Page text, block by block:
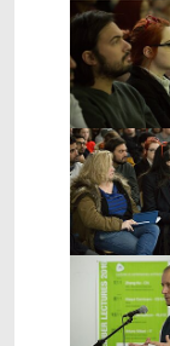
Show
Show
Show